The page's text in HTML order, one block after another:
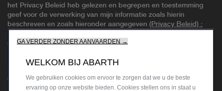
het Privacy Beleid heb gelezen en begrepen en toestemming
geef voor de verwerking van mijn informatie zoals hierin
beschreven en zoals hieronder aangegeven (Privacy Beleid) :
Ik geef toestemming Ik geef geen toestemming
Blijf in contact!
Ik geef toestemming Ik geef geen toestemming
GA VERDER ZONDER AANVAARDEN →
WELKOM BIJ ABARTH
We gebruiken cookies om ervoor te zorgen dat we u de beste
ervaring op onze website bieden. Cookies stellen ons in staat u